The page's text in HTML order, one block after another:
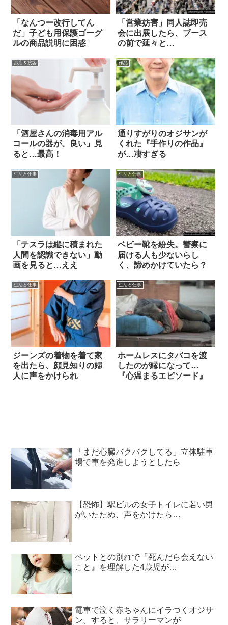
「なんつー改行してん
だ」子ども用保護ゴーグ
ルの商品説明に困惑
「営業妨害」同人誌即売
会に出展したら、ブース
の前で延々と…
お店＆接客
「酒屋さんの消毒用アル
コールの器が、良い」見
ると…最高！
作品
通りすがりのオジサンが
くれた『手作りの作品』
が…凄すぎる
生活と仕事
「テスラは縦に積まれた
人間を認識できない」動
画を見ると…ええ
生活と仕事
ベビー靴を紛失。警察に
届ける人も少ないらし
く、諦めかけていたら？
生活と仕事
ジーンズの着物を着て家
を出たら、顔見知りの婦
人に声をかけられ
生活と仕事
ホームレスにタバコを渡
したのが縁になって…
『心温まるエピソード』
「まだ心臓バクバクしてる」立体駐車
場で車を発進しようとしたら
【恐怖】駅ビルの女子トイレに若い男
がいたため、声をかけたら…
ペットとの別れで『死んだら会えない
こと』を理解した4歳児が…
電車で泣く赤ちゃんにイラつくオジサ
ン。すると、サラリーマンが